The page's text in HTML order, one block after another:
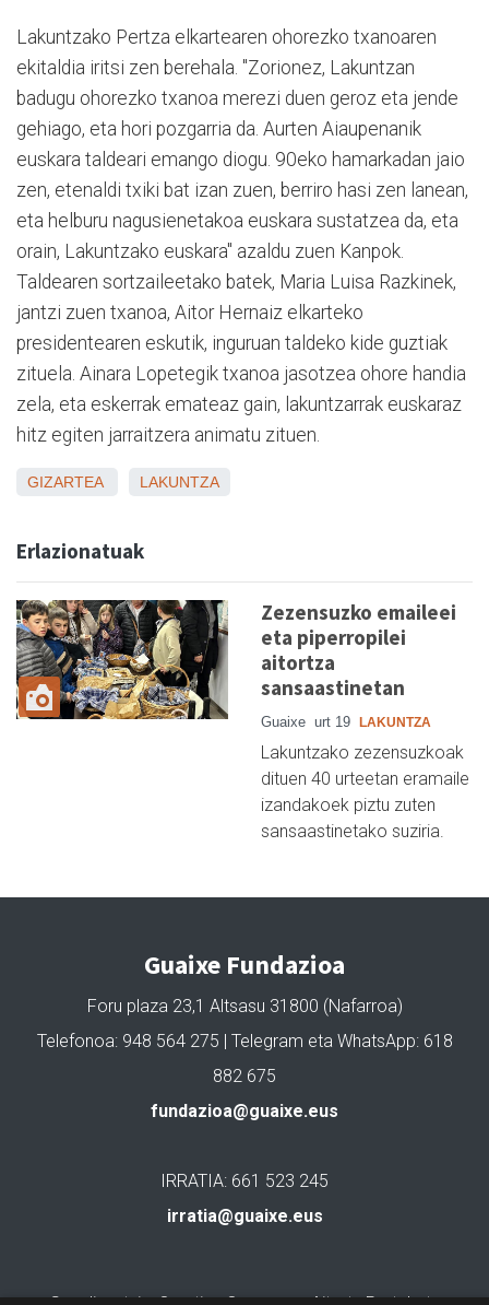
Lakuntzako Pertza elkartearen ohorezko txanoaren
ekitaldia iritsi zen berehala. "Zorionez, Lakuntzan
badugu ohorezko txanoa merezi duen geroz eta jende
gehiago, eta hori pozgarria da. Aurten Aiaupenanik
euskara taldeari emango diogu. 90eko hamarkadan jaio
zen, etenaldi txiki bat izan zuen, berriro hasi zen lanean,
eta helburu nagusienetakoa euskara sustatzea da, eta
orain, Lakuntzako euskara" azaldu zuen Kanpok.
Taldearen sortzaileetako batek, Maria Luisa Razkinek,
jantzi zuen txanoa, Aitor Hernaiz elkarteko
presidentearen eskutik, inguruan taldeko kide guztiak
zituela. Ainara Lopetegik txanoa jasotzea ohore handia
zela, eta eskerrak emateaz gain, lakuntzarrak euskaraz
hitz egiten jarraitzera animatu zituen.
GIZARTEA LAKUNTZA
Erlazionatuak
Zezensuzko emaileei
eta piperropilei
aitortza
sansaastinetan
Guaixe urt 19 LAKUNTZA
Lakuntzako zezensuzkoak
dituen 40 urteetan eramaile
izandakoek piztu zuten
sansaastinetako suziria.
Guaixe Fundazioa
Foru plaza 23,1 Altsasu 31800 (Nafarroa)
Telefonoa: 948 564 275 | Telegram eta WhatsApp: 618
882 675
fundazioa@guaixe.eus
IRRATIA: 661 523 245
irratia@guaixe.eus